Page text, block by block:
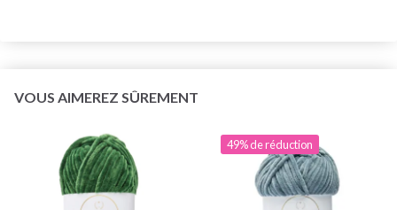
VOUS AIMEREZ SÛREMENT
49% de réduction